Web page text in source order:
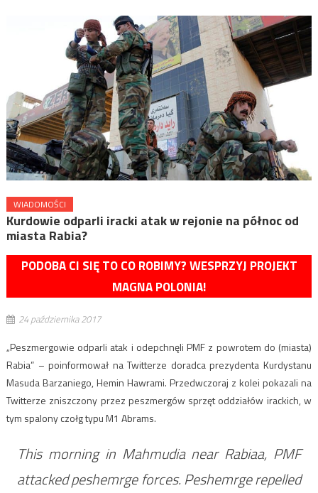
WIADOMOŚCI
Kurdowie odparli iracki atak w rejonie na północ od
miasta Rabia?
PODOBA CI SIĘ TO CO ROBIMY? WESPRZYJ PROJEKT
MAGNA POLONIA!
24 października 2017
„Peszmergowie odparli atak i odepchnęli PMF z powrotem do (miasta)
Rabia” – poinformował na Twitterze doradca prezydenta Kurdystanu
Masuda Barzaniego, Hemin Hawrami. Przedwczoraj z kolei pokazali na
Twitterze zniszczony przez peszmergów sprzęt oddziałów irackich, w
tym spalony czołg typu M1 Abrams.
This morning in Mahmudia near Rabiaa, PMF
attacked peshemrge forces. Peshemrge repelled